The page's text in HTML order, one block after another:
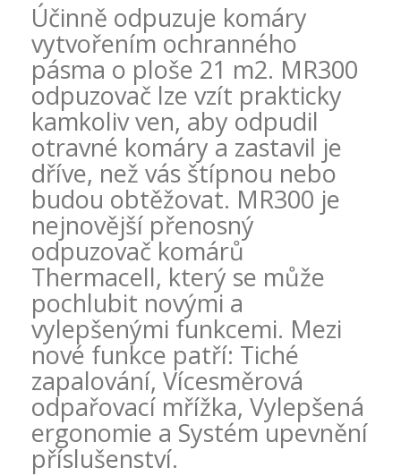
Účinně odpuzuje komáry
vytvořením ochranného
pásma o ploše 21 m2. MR300
odpuzovač lze vzít prakticky
kamkoliv ven, aby odpudil
otravné komáry a zastavil je
dříve, než vás štípnou nebo
budou obtěžovat. MR300 je
nejnovější přenosný
odpuzovač komárů
Thermacell, který se může
pochlubit novými a
vylepšenými funkcemi. Mezi
nové funkce patří: Tiché
zapalování, Vícesměrová
odpařovací mřížka, Vylepšená
ergonomie a Systém upevnění
příslušenství.